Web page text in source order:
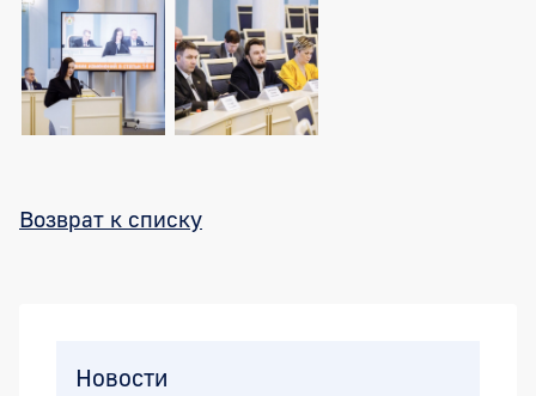
Возврат к списку
Новости